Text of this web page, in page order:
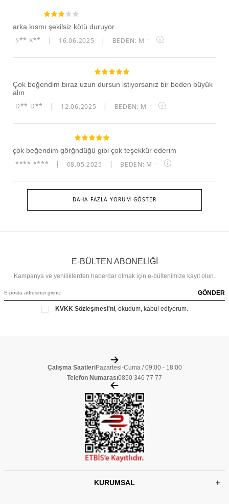
arka kısmı şekilsiz kötü duruyor
S** K** 16.06.2025 BEDEN: M ·
Çok beğendim biraz uzun dursun istiyorsanız bir beden büyük
alın
D** D** 12.06.2025 BEDEN: M ·
çok beğendim görğndüğü gibi çok teşekkür ederim
**** **** 08.05.2025 BEDEN: M ·
DAHA FAZLA YORUM GÖSTER
E-BÜLTEN ABONELİĞİ
Kampanya ve yeniliklerden haberdar olmak için e-bültenimize kayıt olun.
GÖNDER
KVKK Sözleşmesi'ni, okudum, kabul ediyorum.
Çalışma SaatleriPazartesi-Cuma / 09:00 - 18:00
Telefon Numarası0850 346 77 77
KURUMSAL